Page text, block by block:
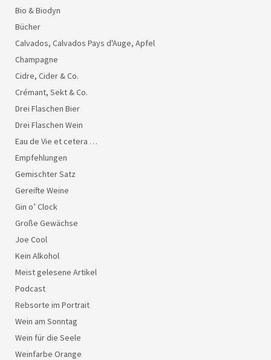
Bio & Biodyn
Bücher
Calvados, Calvados Pays d'Auge, Apfel
Champagne
Cidre, Cider & Co.
Crémant, Sekt & Co.
Drei Flaschen Bier
Drei Flaschen Wein
Eau de Vie et cetera …
Empfehlungen
Gemischter Satz
Gereifte Weine
Gin o’ Clock
Große Gewächse
Joe Cool
Kein Alkohol
Meist gelesene Artikel
Podcast
Rebsorte im Portrait
Wein am Sonntag
Wein für die Seele
Weinfarbe Orange